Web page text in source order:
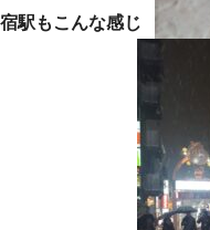
宿駅もこんな感じ